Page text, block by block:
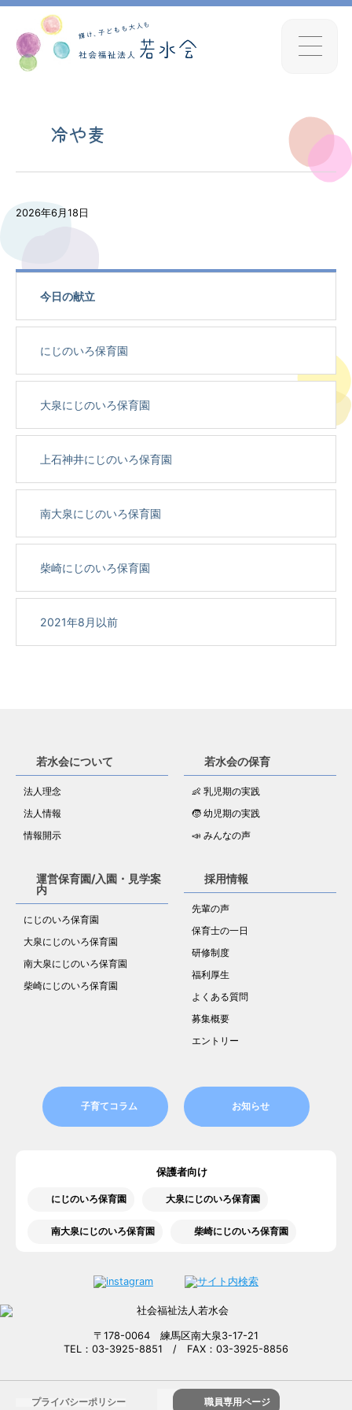
冷や麦
2026年6月18日
今日の献立
にじのいろ保育園
大泉にじのいろ保育園
上石神井にじのいろ保育園
南大泉にじのいろ保育園
柴崎にじのいろ保育園
2021年8月以前
若水会について
法人理念
法人情報
情報開示
若水会の保育
👶 乳児期の実践
🧒 幼児期の実践
📣 みんなの声
運営保育園/入園・見学案
内
にじのいろ保育園
大泉にじのいろ保育園
南大泉にじのいろ保育園
柴崎にじのいろ保育園
採用情報
先輩の声
保育士の一日
研修制度
福利厚生
よくある質問
募集概要
エントリー
子育てコラム お知らせ
保護者向け
にじのいろ保育園 大泉にじのいろ保育園
南大泉にじのいろ保育園 柴崎にじのいろ保育園
〒178-0064 練馬区南大泉3-17-21
TEL：03-3925-8851 / FAX：03-3925-8856
プライバシーポリシー 職員専用ページ